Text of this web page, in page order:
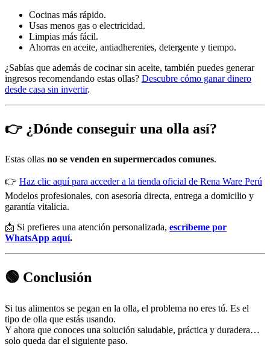
Cocinas más rápido.
Usas menos gas o electricidad.
Limpias más fácil.
Ahorras en aceite, antiadherentes, detergente y tiempo.
¿Sabías que además de cocinar sin aceite, también puedes generar
ingresos recomendando estas ollas? Descubre cómo ganar dinero
desde casa sin invertir.
👉 ¿Dónde conseguir una olla así?
Estas ollas no se venden en supermercados comunes.
👉 Haz clic aquí para acceder a la tienda oficial de Rena Ware Perú
Modelos profesionales, con asesoría directa, entrega a domicilio y
garantía vitalicia.
📩 Si prefieres una atención personalizada, escríbeme por
WhatsApp aquí.
🟢 Conclusión
Si tus alimentos se pegan en la olla, el problema no eres tú. Es el
tipo de olla que estás usando.
Y ahora que conoces una solución saludable, práctica y duradera…
solo queda dar el siguiente paso.